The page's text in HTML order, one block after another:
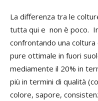
La differenza tra le
tutta qui e non è poco.
confrontando una
pure ottimale in fuori
mediamente il 20% in
più in termini di qualità
colore, sapore,